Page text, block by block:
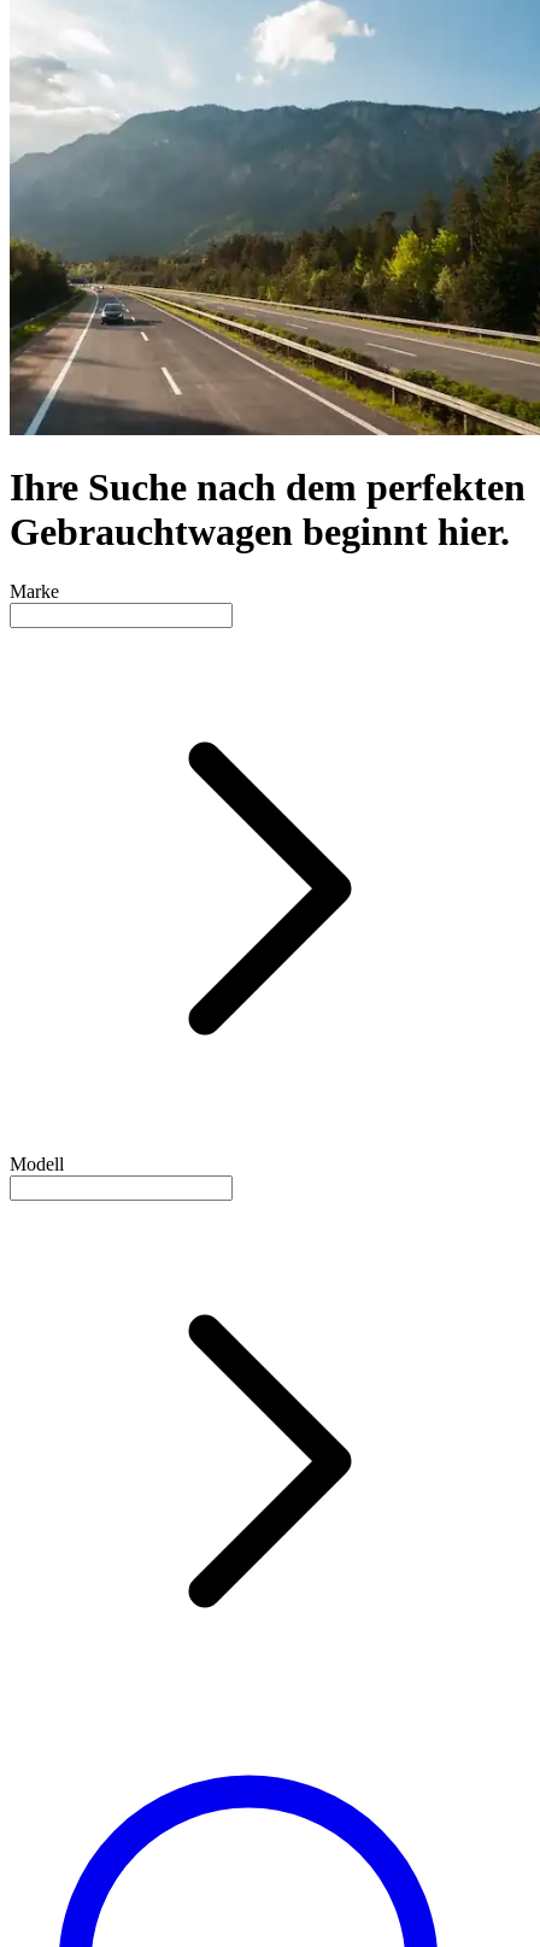
Ihre Suche nach dem perfekten
Gebrauchtwagen beginnt hier.
Marke
Modell